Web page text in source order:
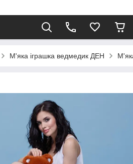
М'яка іграшка ведмедик ДЕН